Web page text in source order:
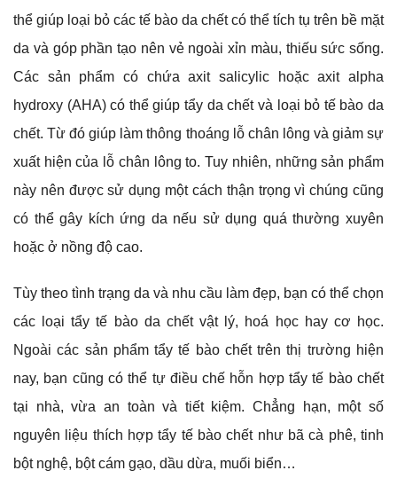
thể giúp loại bỏ các tế bào da chết có thể tích tụ trên bề mặt
da và góp phần tạo nên vẻ ngoài xỉn màu, thiếu sức sống.
Các sản phẩm có chứa axit salicylic hoặc axit alpha
hydroxy (AHA) có thể giúp tẩy da chết và loại bỏ tế bào da
chết. Từ đó giúp làm thông thoáng lỗ chân lông và giảm sự
xuất hiện của lỗ chân lông to. Tuy nhiên, những sản phẩm
này nên được sử dụng một cách thận trọng vì chúng cũng
có thể gây kích ứng da nếu sử dụng quá thường xuyên
hoặc ở nồng độ cao.
Tùy theo tình trạng da và nhu cầu làm đẹp, bạn có thể chọn
các loại tẩy tế bào da chết vật lý, hoá học hay cơ học.
Ngoài các sản phẩm tẩy tế bào chết trên thị trường hiện
nay, bạn cũng có thể tự điều chế hỗn hợp tẩy tế bào chết
tại nhà, vừa an toàn và tiết kiệm. Chẳng hạn, một số
nguyên liệu thích hợp tẩy tế bào chết như bã cà phê, tinh
bột nghệ, bột cám gạo, dầu dừa, muối biển…